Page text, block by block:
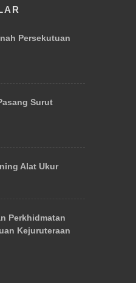
Persekutuan
Surut
Alat Ukur
Perkhidmatan
Kejuruteraan